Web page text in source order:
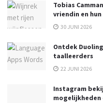
Tobias
vriendin en
30 JUNI 2026
Ontdek
taalleerders
22 JUNI 2026
Instagram
mogelijkheden